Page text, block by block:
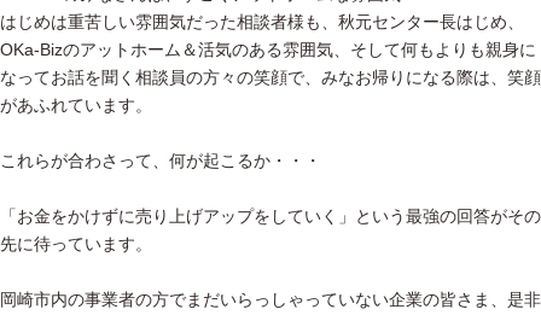
はじめは重苦しい雰囲気だった相談者様も、秋元センター長はじめ、
OKa-Bizのアットホーム＆活気のある雰囲気、そして何もよりも親身に
なってお話を聞く相談員の方々の笑顔で、みなお帰りになる際は、笑顔
があふれています。
これらが合わさって、何が起こるか・・・
「お金をかけずに売り上げアップをしていく」という最強の回答がその
先に待っています。
岡崎市内の事業者の方でまだいらっしゃっていない企業の皆さま、是非